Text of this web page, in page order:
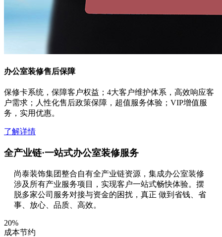
办公室装修售后保障
保修卡系统，保障客户权益；4大客户维护体系，高效响应客
户需求；人性化售后政策保障，超值服务体验；VIP增值服
务，实用优惠。
了解详情
全产业链·一站式办公室装修服务
尚泰装饰集团整合自有全产业链资源，集成办公室装修
涉及所有产业服务项目，实现客户一站式畅快体验。摆
脱多家公司服务对接与资金的困扰，真正 做到省钱、省
事、放心、品质、高效。
20%
成本节约